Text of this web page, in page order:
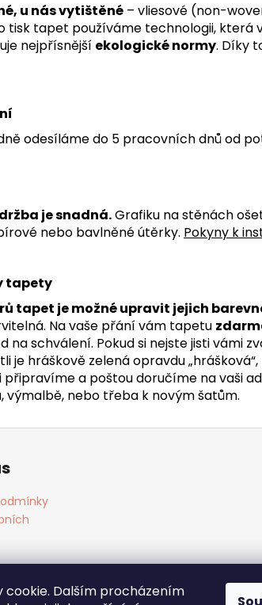
cookie. Dalším procházením
u nás vytištěné – vliesové (non-
tisk tapet používáme technologii, která
nejpřísnější ekologické normy. Díky
odesíláme do 5 pracovních dnů od
je snadná.Grafiku na stěnách
nebo bavlněné útěrky. Pokyny k
tapety
tapet je možné upravit jejich
Na vaše přání vám tapetu
na schválení. Pokud si nejste jisti vámi
je hráškově zelená opravdu
a poštou doručíme na vaši
výmalbě, nebo třeba k novým šatům.